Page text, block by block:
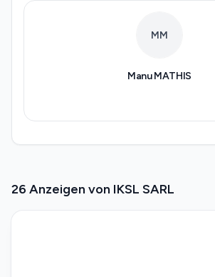
MM
Manu MATHIS
26 Anzeigen von IKSL SARL